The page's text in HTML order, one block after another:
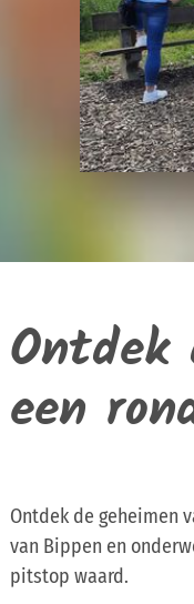
Ontdek
een
Ontdek de geheimen
van Bippen en
pitstop waard.